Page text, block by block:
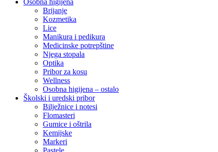
Osobna higijena
Brijanje
Kozmetika
Lice
Manikura i pedikura
Medicinske potrepštine
Njega stopala
Optika
Pribor za kosu
Wellness
Osobna higijena – ostalo
Školski i uredski pribor
Bilježnice i notesi
Flomasteri
Gumice i oštrila
Kemijske
Markeri
Pastele